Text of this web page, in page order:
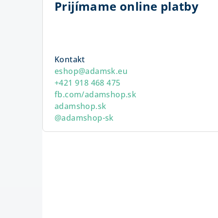
Prijímame online platby
Kontakt
eshop@adamsk.eu
+421 918 468 475
fb.com/adamshop.sk
adamshop.sk
@adamshop-sk